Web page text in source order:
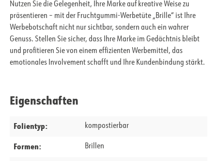
Nutzen Sie die Gelegenheit, Ihre Marke auf kreative Weise zu
präsentieren – mit der Fruchtgummi-Werbetüte „Brille“ ist Ihre
Werbebotschaft nicht nur sichtbar, sondern auch ein wahrer
Genuss. Stellen Sie sicher, dass Ihre Marke im Gedächtnis bleibt
und profitieren Sie von einem effizienten Werbemittel, das
emotionales Involvement schafft und Ihre Kundenbindung stärkt.
Eigenschaften
Folientyp: kompostierbar
Formen: Brillen